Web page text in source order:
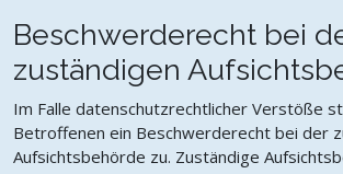
Beschwerderecht bei
zuständigen
Im Falle datenschutzrechtlicher Verstöße
Betroffenen ein Beschwerderecht bei der
Aufsichtsbehörde zu. Zuständige